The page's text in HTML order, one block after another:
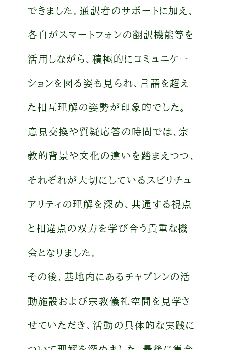
できました。通訳者のサポートに加え、
各自がスマートフォンの翻訳機能等を
活用しながら、積極的にコミュニケー
ションを図る姿も見られ、言語を超え
た相互理解の姿勢が印象的でした。
意見交換や質疑応答の時間では、宗
教的背景や文化の違いを踏まえつつ、
それぞれが大切にしているスピリチュ
アリティの理解を深め、共通する視点
と相違点の双方を学び合う貴重な機
会となりました。
その後、基地内にあるチャプレンの活
動施設および宗教儀礼空間を見学さ
せていただき、活動の具体的な実践に